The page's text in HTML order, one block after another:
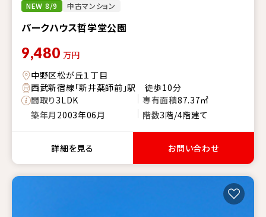
NEW 8/9 中古マンション
パークハウス哲学堂公園
9,480 万円
中野区松が丘１丁目
西武新宿線「新井薬師前」駅 徒歩10分
間取り3LDK 専有面積87.37㎡
築年月 2003年06月 階数3階/4階建て
詳細を見る お問い合わせ